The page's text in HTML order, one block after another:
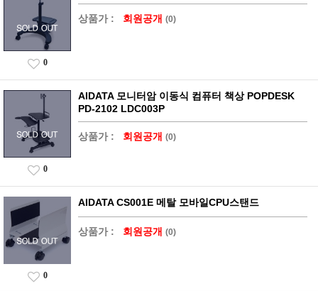
상품가 : 회원공개 (0)
0
AIDATA 모니터암 이동식 컴퓨터 책상 POPDESK
PD-2102 LDC003P
상품가 : 회원공개 (0)
0
AIDATA CS001E 메탈 모바일CPU스탠드
상품가 : 회원공개 (0)
0